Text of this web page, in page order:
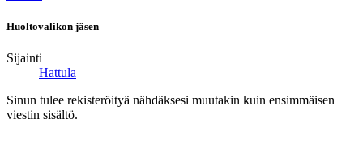
Huoltovalikon jäsen
Sijainti
Hattula
Sinun tulee rekisteröityä nähdäksesi muutakin kuin ensimmäisen
viestin sisältö.